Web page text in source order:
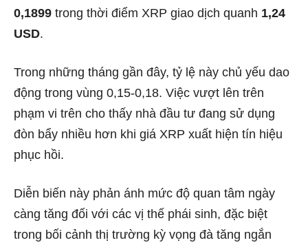
0,1899 trong thời điểm XRP giao dịch quanh 1,24
USD.
Trong những tháng gần đây, tỷ lệ này chủ yếu dao
động trong vùng 0,15-0,18. Việc vượt lên trên
phạm vi trên cho thấy nhà đầu tư đang sử dụng
đòn bẩy nhiều hơn khi giá XRP xuất hiện tín hiệu
phục hồi.
Diễn biến này phản ánh mức độ quan tâm ngày
càng tăng đối với các vị thế phái sinh, đặc biệt
trong bối cảnh thị trường kỳ vọng đà tăng ngắn